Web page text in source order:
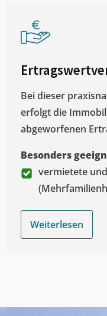
Bei dieser
erfolgt die
abgeworfenen
Besonders
vermietete
Weiterlesen